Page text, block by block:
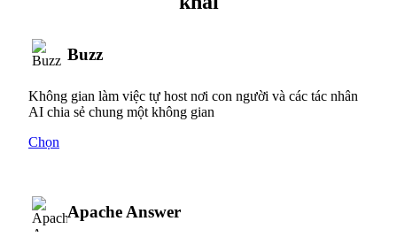
Buzz
Không gian làm việc tự host nơi con người và các tác nhân
AI chia sẻ chung một không gian
Chọn
Apache Answer